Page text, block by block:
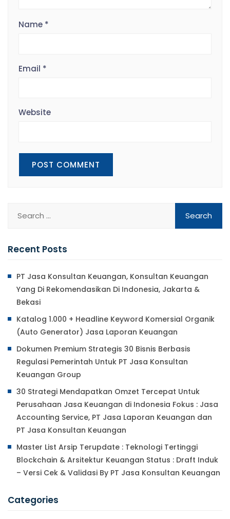
Name *
Email *
Website
Recent Posts
PT Jasa Konsultan Keuangan, Konsultan Keuangan
Yang Di Rekomendasikan Di Indonesia, Jakarta &
Bekasi
Katalog 1.000 + Headline Keyword Komersial Organik
(Auto Generator) Jasa Laporan Keuangan
Dokumen Premium Strategis 30 Bisnis Berbasis
Regulasi Pemerintah Untuk PT Jasa Konsultan
Keuangan Group
30 Strategi Mendapatkan Omzet Tercepat Untuk
Perusahaan Jasa Keuangan di Indonesia Fokus : Jasa
Accounting Service, PT Jasa Laporan Keuangan dan
PT Jasa Konsultan Keuangan
Master List Arsip Terupdate : Teknologi Tertinggi
Blockchain & Arsitektur Keuangan Status : Draft Induk
– Versi Cek & Validasi By PT Jasa Konsultan Keuangan
Categories